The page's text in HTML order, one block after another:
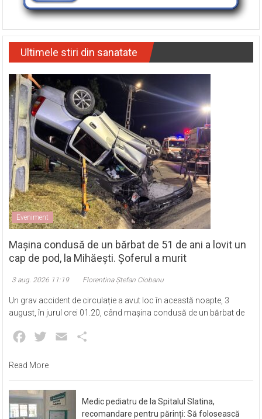
Ultimele stiri din sanatate
Eveniment
Mașina condusă de un bărbat de 51 de ani a lovit un
cap de pod, la Mihăești. Șoferul a murit
3 aug. 2026 11:19 Florentina Ștefan Ciobanu
Un grav accident de circulație a avut loc în această noapte, 3
august, în jurul orei 01.20, când mașina condusă de un bărbat de
Facebook
Twitter Email
Read More
Medic pediatru de la Spitalul Slatina,
recomandare pentru părinți: Să folosească